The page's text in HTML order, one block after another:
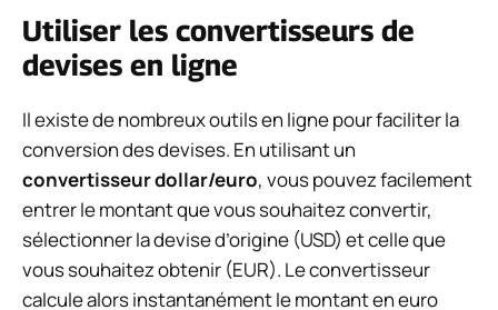
Utiliser les convertisseurs de
devises en ligne
Il existe de nombreux outils en ligne pour faciliter la
conversion des devises. En utilisant un
convertisseur dollar/euro, vous pouvez facilement
entrer le montant que vous souhaitez convertir,
sélectionner la devise d’origine (USD) et celle que
vous souhaitez obtenir (EUR). Le convertisseur
calcule alors instantanément le montant en euro